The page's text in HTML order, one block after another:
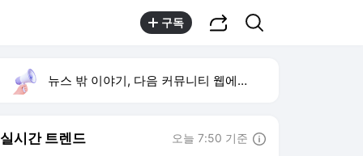
구독
뉴스 밖 이야기, 다음 커뮤니티 웹에서 보기
실시간 트렌드 오늘 7:50 기준